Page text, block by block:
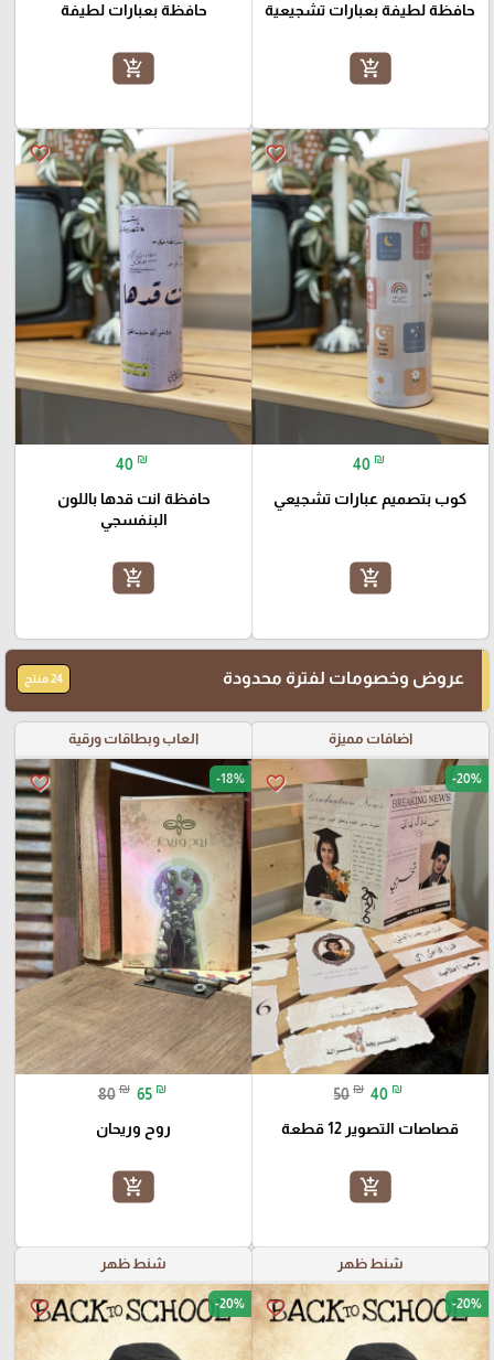
حافظة لطيفة بعبارات تشجيعية
add_shopping_cart
حافظة بعبارات لطيفة
add_shopping_cart
favorite_border
40 ₪
كوب بتصميم عبارات تشجيعي
add_shopping_cart
favorite_border
40 ₪
حافظة انت قدها باللون
البنفسجي
add_shopping_cart
عروض وخصومات لفترة محدودة 24 منتج
اضافات مميزة
favorite_border -20%
50 ₪ 40 ₪
قصاصات التصوير 12 قطعة
add_shopping_cart
العاب وبطاقات ورقية
favorite_border -18%
80 ₪ 65 ₪
روح وريحان
add_shopping_cart
شنط ظهر
favorite_border -20%
شنط ظهر
favorite_border -20%